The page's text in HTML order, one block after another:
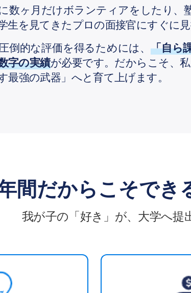
数ヶ月だけボランティアをしたり
生を見てきたプロの面接官にすぐに
倒的な評価を得るためには、 「自ら
字の実績が必要です。だからこそ、
最強の武器」へと育て上げます。
間だからこそでき
我が子の「好き」が、大学へ提